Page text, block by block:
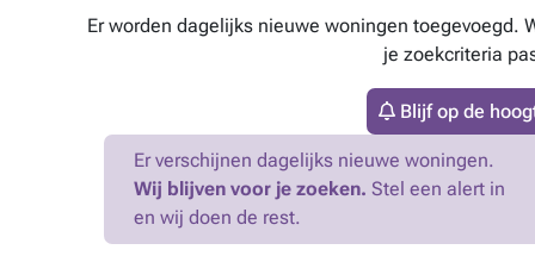
Er worden dagelijks nieuwe woningen toegevoegd.
je zoekcriteria
Blijf op de
Er verschijnen dagelijks nieuwe woningen.
Wij blijven voor je zoeken. Stel een alert in
en wij doen de rest.